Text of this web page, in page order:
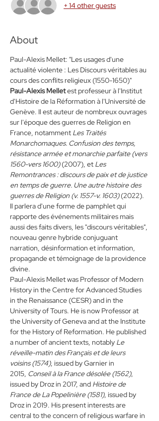
+ 14 other guests
About
Paul-Alexis Mellet: "Les usages d'une
actualité violente : Les Discours véritables au
cours des conflits religieux (1550-1650)"
Paul-Alexis Mellet est professeur à l'Institut
d'Histoire de la Réformation à l'Université de
Genève. Il est auteur de nombreux ouvrages
sur l'époque des guerres de Religion en
France, notamment Les Traités
Monarchomaques. Confusion des temps,
résistance armée et monarchie parfaite (vers
1560-vers 1600) (2007), et Les
Remontrances : discours de paix et de justice
en temps de guerre. Une autre histoire des
guerres de Religion (v. 1557-v. 1603) (2022).
Il parlera d'une forme de pamphlet qui
rapporte des événements militaires mais
aussi des faits divers, les "discours véritables",
nouveau genre hybride conjuguant
narration, désinformation et information,
propagande et témoignage de la providence
divine.
Paul-Alexis Mellet was Professor of Modern
History in the Centre for Advanced Studies
in the Renaissance (CESR) and in the
University of Tours. He is now Professor at
the University of Geneva and at the Institute
for the History of Reformation. He published
a number of ancient texts, notably Le
réveille-matin des Français et de leurs
voisins (1574), issued by Garnier in
2015, Conseil à la France désolée (1562),
issued by Droz in 2017, and Histoire de
France de La Popelinière (1581), issued by
Droz in 2019. His present interests are
central to the concern of religious warfare in